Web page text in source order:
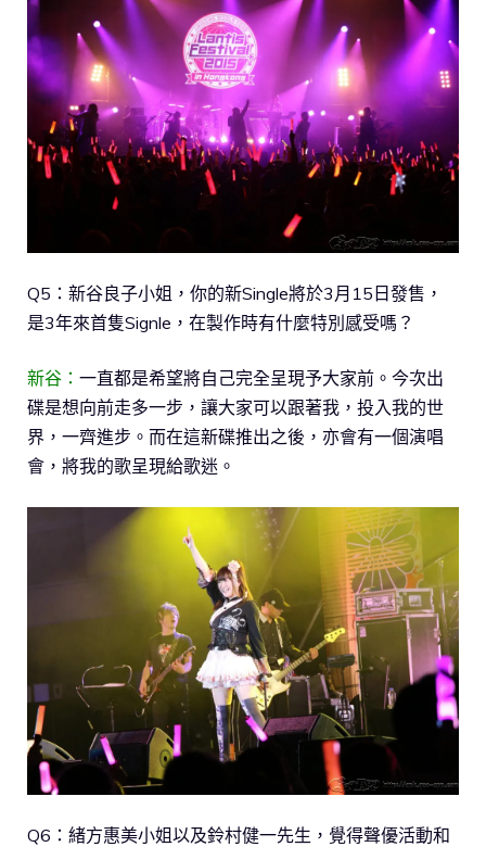
Q5：新谷良子小姐，你的新Single將於3月15日發售，
是3年來首隻Signle，在製作時有什麼特別感受嗎？
新谷： 一直都是希望將自己完全呈現予大家前。今次出
碟是想向前走多一步，讓大家可以跟著我，投入我的世
界，一齊進步。而在這新碟推出之後，亦會有一個演唱
會，將我的歌呈現給歌迷。
Q6：緒方惠美小姐以及鈴村健一先生，覺得聲優活動和